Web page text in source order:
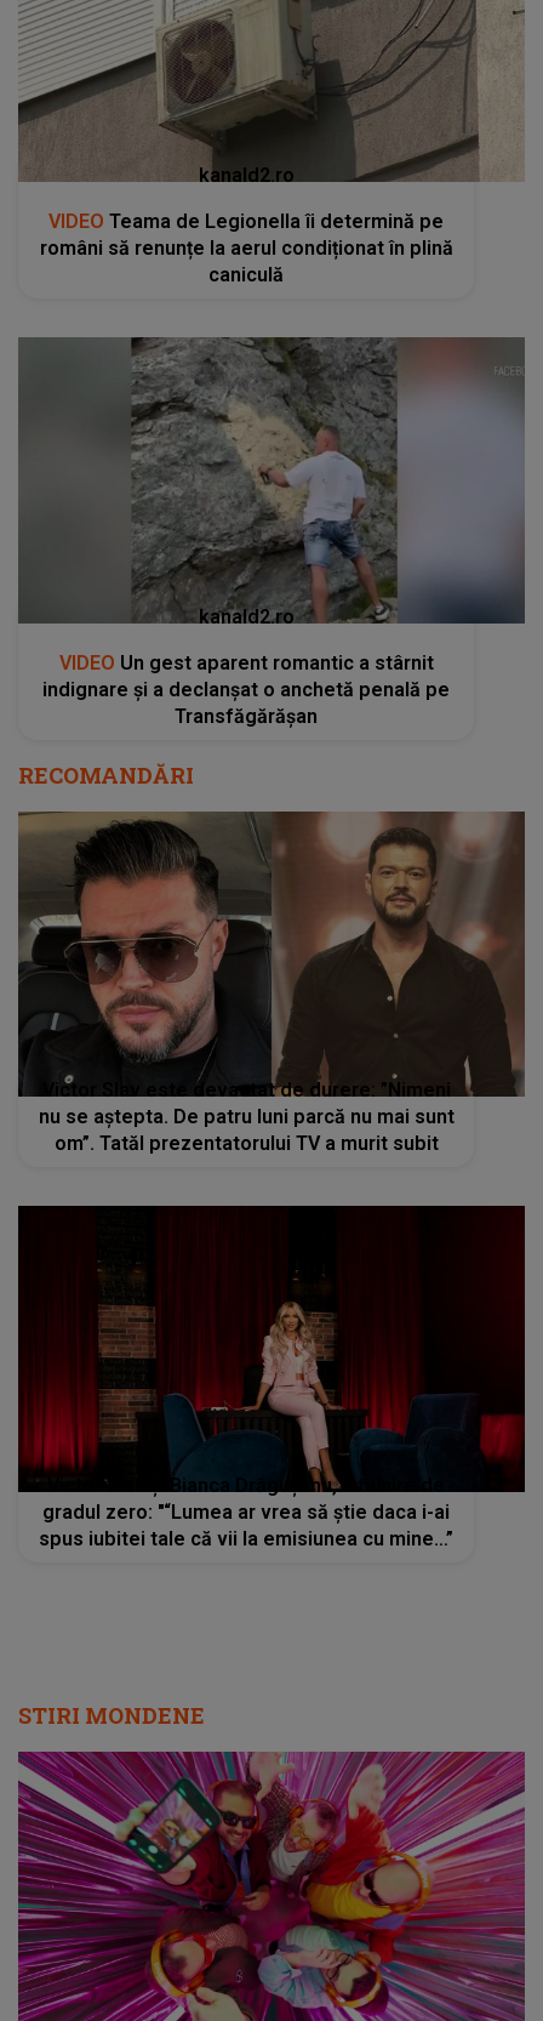
kanald2.ro
VIDEO Teama de Legionella îi determină pe
români să renunțe la aerul condiționat în plină
caniculă
kanald2.ro
VIDEO Un gest aparent romantic a stârnit
indignare și a declanșat o anchetă penală pe
Transfăgărășan
RECOMANDĂRI
Victor Slav este devastat de durere: ”Nimeni
nu se aștepta. De patru luni parcă nu mai sunt
om”. Tatăl prezentatorului TV a murit subit
Victor Slav și Bianca Drăgușanu, întâlnire de
gradul zero: "“Lumea ar vrea să știe daca i-ai
spus iubitei tale că vii la emisiunea cu mine…”
STIRI MONDENE